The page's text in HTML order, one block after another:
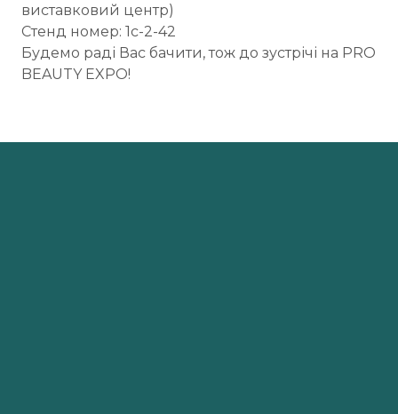
виставковий центр)
Стенд номер: 1с-2-42
Будемо раді Вас бачити, тож до зустрічі на PRO
BEAUTY EXPO!